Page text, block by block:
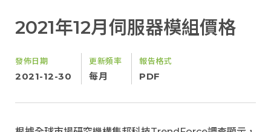
2021年12月伺服器模組價格
發佈日期
2021-12-30
更新頻率
每月
報告格式
PDF